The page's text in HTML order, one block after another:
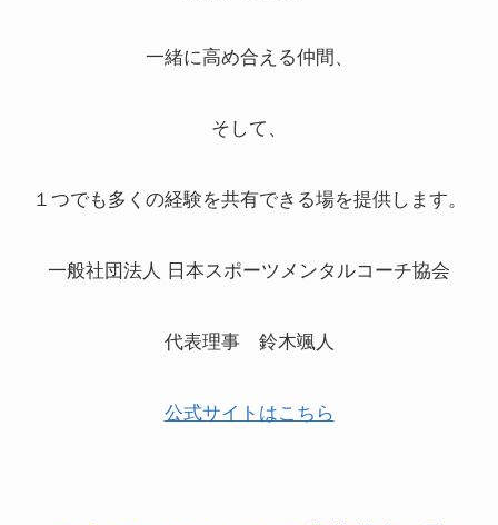
一緒に高め合える仲間、
そして、
１つでも多くの経験を共有できる場を提供します。
一般社団法人 日本スポーツメンタルコーチ協会
代表理事 鈴木颯人
公式サイトはこちら